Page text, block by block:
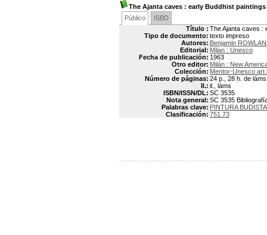
The Ajanta caves : early Buddhist
Público
ISBD
Título : The Ajanta caves :
Tipo de documento: texto impreso
Autores: Benjamin
Editorial: Milan : Unesco
Fecha de publicación: 1963
Otro editor: Milán : New
Colección: Mentor-Unesco art
Número de páginas: 24 p., 28 h. de
Il.: il., láms
ISBN/ISSN/DL: SC 3535
Nota general: SC 3535
Palabras clave: PINTURA
Clasificación: 751.73